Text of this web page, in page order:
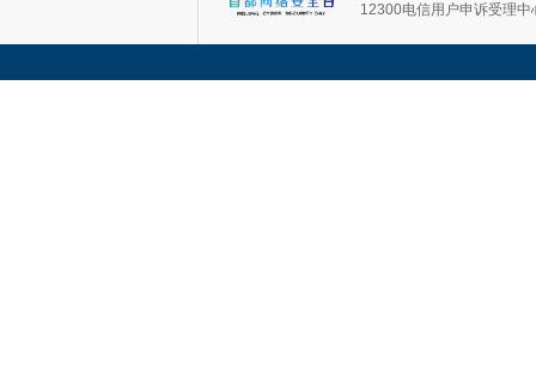
12300电信用户申诉受理中